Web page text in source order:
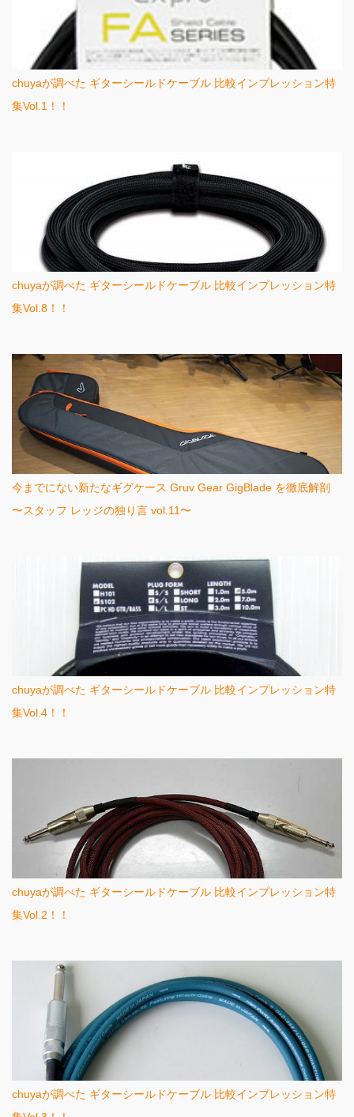
chuyaが調べた ギターシールドケーブル 比較インプレッション特
集Vol.1！！
chuyaが調べた ギターシールドケーブル 比較インプレッション特
集Vol.8！！
今までにない新たなギグケース Gruv Gear GigBlade を徹底解剖
〜スタッフ レッジの独り言 vol.11〜
chuyaが調べた ギターシールドケーブル 比較インプレッション特
集Vol.4！！
chuyaが調べた ギターシールドケーブル 比較インプレッション特
集Vol.2！！
chuyaが調べた ギターシールドケーブル 比較インプレッション特